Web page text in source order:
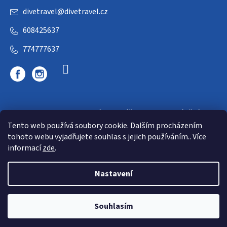
Tento web používá soubory cookie. Dalším procházením
tohoto webu vyjadřujete souhlas s jejich používáním.. Více
informacízde.
Nastavení
Souhlasím
divetravel@divetravel.cz
608425637
774777637
DIVETRAVEL - cestovní kancelář - cesty za potápěním
Shoptet |mime digital
Copyright 2026E-dive. Všechna práva vyhrazena.